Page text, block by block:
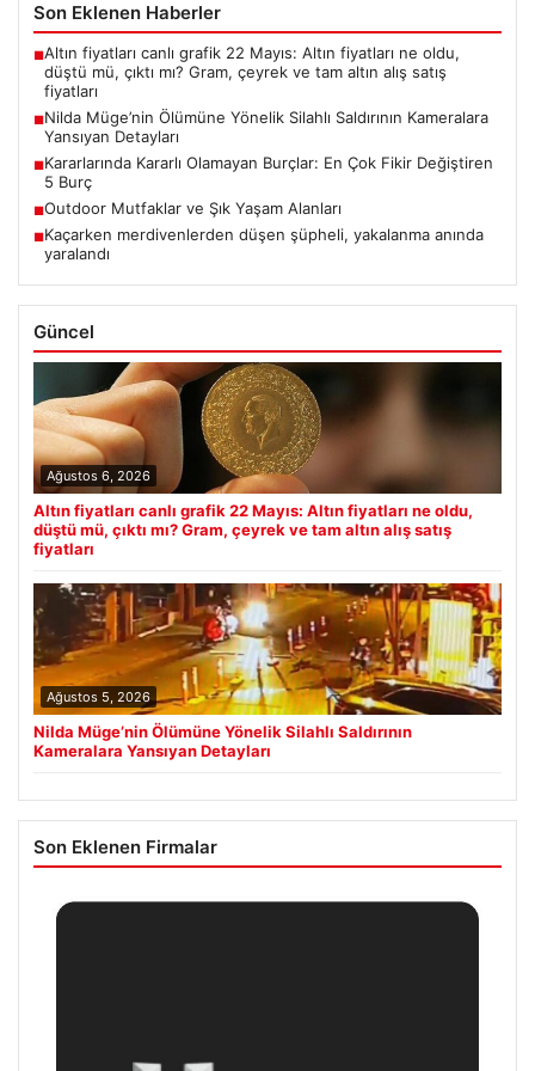
Son Eklenen Haberler
■Altın fiyatları canlı grafik 22 Mayıs: Altın fiyatları ne oldu,
düştü mü, çıktı mı? Gram, çeyrek ve tam altın alış satış
fiyatları
■Nilda Müge’nin Ölümüne Yönelik Silahlı Saldırının Kameralara
Yansıyan Detayları
■Kararlarında Kararlı Olamayan Burçlar: En Çok Fikir Değiştiren
5 Burç
■Outdoor Mutfaklar ve Şık Yaşam Alanları
■Kaçarken merdivenlerden düşen şüpheli, yakalanma anında
yaralandı
Güncel
Ağustos 6, 2026
Altın fiyatları canlı grafik 22 Mayıs: Altın fiyatları ne oldu,
düştü mü, çıktı mı? Gram, çeyrek ve tam altın alış satış
fiyatları
Ağustos 5, 2026
Nilda Müge’nin Ölümüne Yönelik Silahlı Saldırının
Kameralara Yansıyan Detayları
Son Eklenen Firmalar